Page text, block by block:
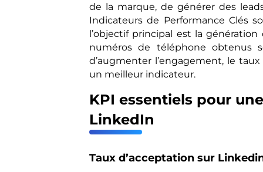
de la marque, de générer des
Indicateurs de Performance Clés
l’objectif principal est la
numéros de téléphone obtenus
d’augmenter l’engagement, le
un meilleur indicateur.
KPI essentiels pour
LinkedIn
Taux d’acceptation sur